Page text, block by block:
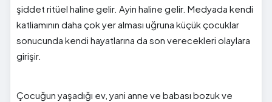
şiddet ritüel haline gelir. Ayin haline gelir. Medyada kendi
katliamının daha çok yer alması uğruna küçük çocuklar
sonucunda kendi hayatlarına da son verecekleri olaylara
girişir.
Çocuğun yaşadığı ev, yani anne ve babası bozuk ve